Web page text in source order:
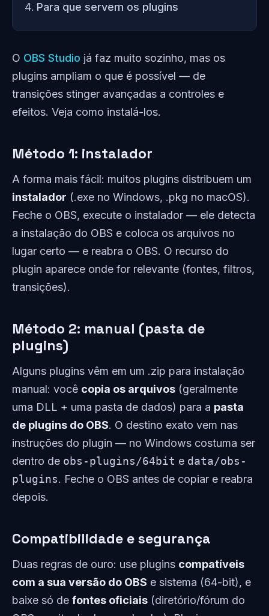
Para que servem os plugins
O OBS Studio já faz muito sozinho, mas os
plugins ampliam o que é possível — de
transições stinger avançadas a controles e
efeitos. Veja como instalá-los.
Método 1: instalador
A forma mais fácil: muitos plugins distribuem um
instalador (.exe no Windows, .pkg no macOS).
Feche o OBS, execute o instalador — ele detecta
a instalação do OBS e coloca os arquivos no
lugar certo — e reabra o OBS. O recurso do
plugin aparece onde for relevante (fontes, filtros,
transições).
Método 2: manual (pasta de
plugins)
Alguns plugins vêm em um .zip para instalação
manual: você copia os arquivos (geralmente
uma DLL + uma pasta de dados) para a pasta
de plugins do OBS. O destino exato vem nas
instruções do plugin — no Windows costuma ser
dentro de obs-plugins/64bit e data/obs-
plugins. Feche o OBS antes de copiar e reabra
depois.
Compatibilidade e segurança
Duas regras de ouro: use plugins compatíveis
com a sua versão do OBS e sistema (64-bit), e
baixe só de fontes oficiais (diretório/fórum do